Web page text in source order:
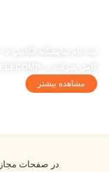
مشاهده بیشتر
در صفحات